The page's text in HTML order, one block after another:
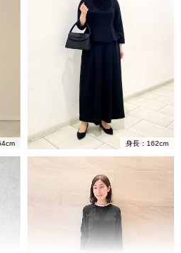
身長：162cm